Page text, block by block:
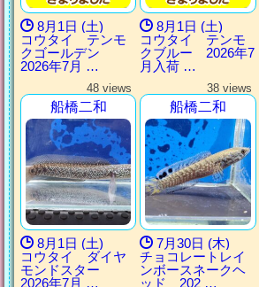
8月1日 (土)
コウタイ テンモ
クゴールデン
2026年7月 …
8月1日 (土)
コウタイ テンモ
クブルー 2026年7
月入荷 …
48 views
船橋二和
8月1日 (土)
コウタイ ダイヤ
モンドスター
2026年7月 …
38 views
船橋二和
7月30日 (木)
チョコレートレイ
ンボースネークヘ
ッド 202 …